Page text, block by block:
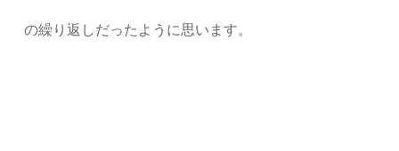
の繰り返しだったように思います。